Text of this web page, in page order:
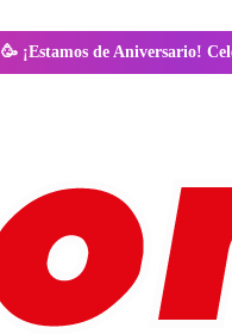
🥳 ¡Estamos de Aniversario!